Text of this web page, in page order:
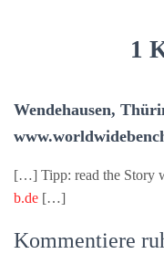
1
Wendehausen,
[…] Tipp: read the Story
b.de […]
Kommentiere